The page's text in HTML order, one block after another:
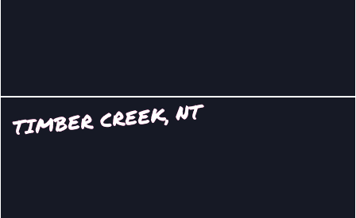
TIMBER CREEK, NT